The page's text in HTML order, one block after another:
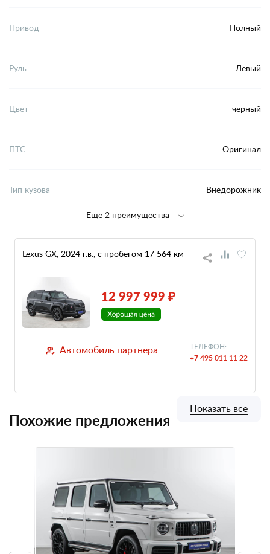
Привод Полный
Руль Левый
Цвет черный
ПТС Оригинал
Тип кузова Внедорожник
Еще 2 преимущества
Lexus GX, 2024 г.в., с пробегом 17 564 км
12 997 999 ₽
Автомобиль партнера ТЕЛЕФОН:
+7 495 011 11 22
Похожие предложения
Показать все